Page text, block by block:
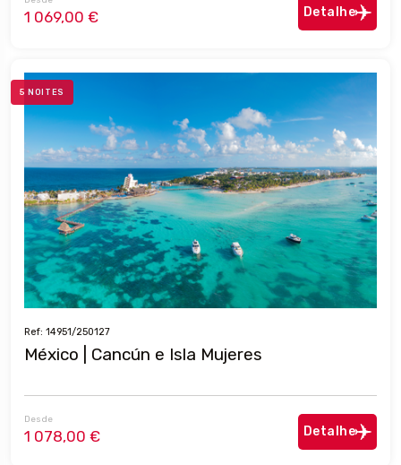
1 069,00 € Detalhe
5 NOITES
Ref: 14951/250127
México | Cancún e Isla Mujeres
Desde
1 078,00 € Detalhe